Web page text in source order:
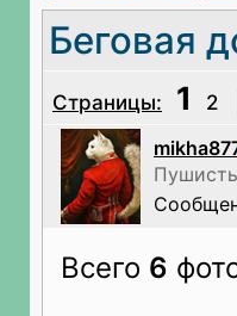
Беговая
Страницы: 1
2
Всего 6